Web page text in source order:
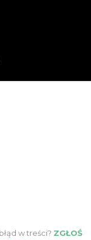
w treści? ZGŁOŚ